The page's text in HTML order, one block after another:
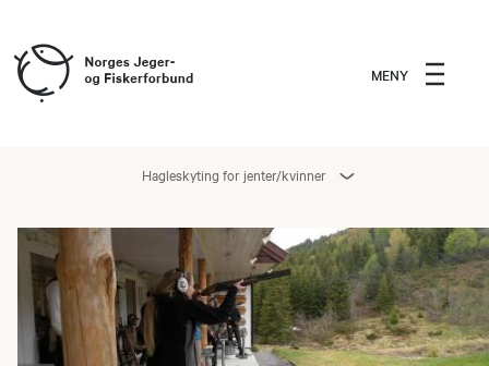
MENY
Hagleskyting for jenter/kvinner